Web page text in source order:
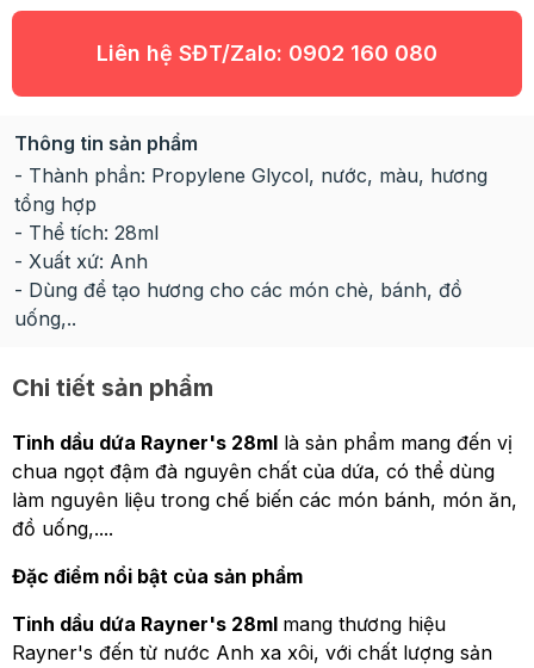
Liên hệ SĐT/Zalo: 0902 160 080
Thông tin sản phẩm
- Thành phần: Propylene Glycol, nước, màu, hương
tổng hợp
- Thể tích: 28ml
- Xuất xứ: Anh
- Dùng để tạo hương cho các món chè, bánh, đồ
uống,..
Chi tiết sản phẩm
Tinh dầu dứa Rayner's 28ml là sản phẩm mang đến vị
chua ngọt đậm đà nguyên chất của dứa, có thể dùng
làm nguyên liệu trong chế biến các món bánh, món ăn,
đồ uống,....
Đặc điểm nổi bật của sản phẩm
Tinh dầu dứa Rayner's 28ml mang thương hiệu
Rayner's đến từ nước Anh xa xôi, với chất lượng sản